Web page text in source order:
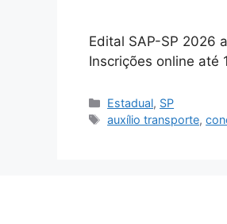
Edital SAP-SP 2026
Inscrições online até
Categorias
Estadual, SP
Tags
auxílio transporte,